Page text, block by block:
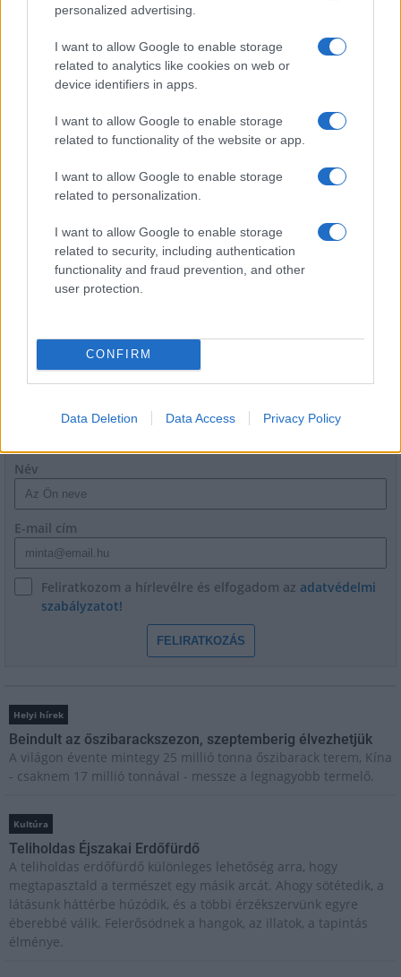
personalized advertising.
I want to allow Google to enable storage
related to analytics like cookies on web or
device identifiers in apps.
I want to allow Google to enable storage
related to functionality of the website or app.
I want to allow Google to enable storage
related to personalization.
I want to allow Google to enable storage
related to security, including authentication
functionality and fraud prevention, and other
user protection.
CONFIRM
Data Deletion Data Access Privacy Policy
Országos hírek
Túlfogyasztás napja - július 30-ra
évre elegendő erőforrásait
Aktuális
Open Orfű: mozgás, zene, közösség
Kultúra
HÍRLEVÉL
Név
E-mail cím
Feliratkozom a hírlevélre és elfogadom az adatvédelmi
szabályzatot!
FELIRATKOZÁS
Helyi hírek
Beindult az őszibarackszezon, szeptemberig élvezhetjük
A világon évente mintegy 25 millió tonna őszibarack terem, Kína
- csaknem 17 millió tonnával - messze a legnagyobb termelő.
Kultúra
Teliholdas Éjszakai Erdőfürdő
A teliholdas erdőfürdő különleges lehetőség arra, hogy
megtapasztald a természet egy másik arcát. Ahogy sötétedik, a
látásunk háttérbe húzódik, és a többi érzékszervünk egyre
éberebbé válik. Felerősödnek a hangok, az illatok, a tapintás
élménye.